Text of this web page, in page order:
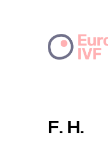
F. H.